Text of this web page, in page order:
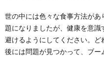
世の中には色々な食事方法が
題になりましたが、健康を意
避けるようにしてください。
後には問題が見つかって、ブー